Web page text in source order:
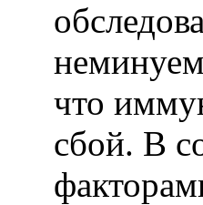
что
сбой. В